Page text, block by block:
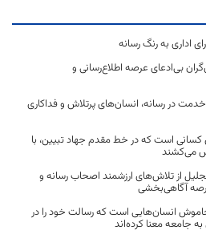
اداری به رنگ رسانه
بی‌ادعای عرصه اطلاع‌رسانی و
خدمت در رسانه، انسان‌های پرتلاش و فداکاری
کسانی است که در خط مقدم جهاد تبیین، با
می‌کشند
از تلاش‌های ارزشمند اصحاب رسانه و
آگاهی‌بخشی
انسان‌هایی است که رسالت خود را در
معنا کرده‌اند